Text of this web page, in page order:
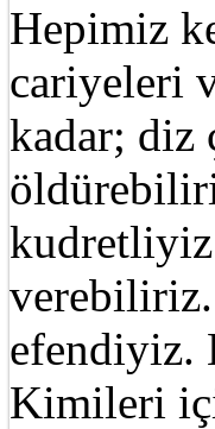
Hepimiz
cariyeleri
kadar; diz
kudretliyiz
efendiyiz.
Kimileri